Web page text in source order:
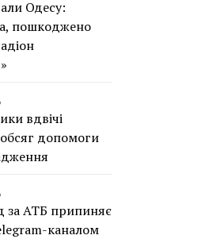
Одесу:
пошкоджено
вдвічі
допомоги
за АТБ припиняє
каналом